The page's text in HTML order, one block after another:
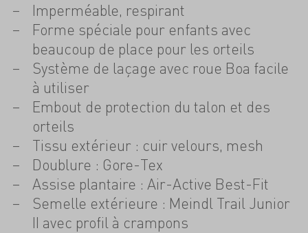
Imperméable, respirant
Forme spéciale pour enfants avec
beaucoup de place pour les orteils
Système de laçage avec roue Boa facile
à utiliser
Embout de protection du talon et des
orteils
Tissu extérieur : cuir velours, mesh
Doublure : Gore-Tex
Assise plantaire : Air-Active Best-Fit
Semelle extérieure : Meindl Trail Junior
II avec profil à crampons